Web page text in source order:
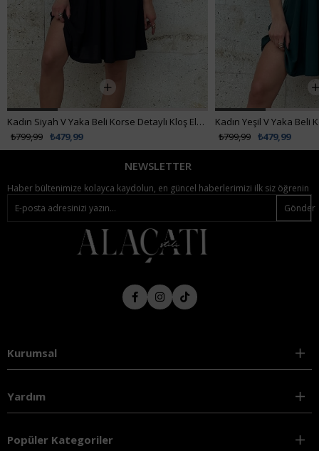
Kadın Siyah V Yaka Beli Korse Detaylı Kloş Elbise ALC-X12153
₺479,99
₺799,99 ₺479,99
₺799,99
NEWSLETTER
Haber bültenimize kolayca kaydolun, en güncel haberlerimizi ilk siz öğrenin
Gönder
Kurumsal
Yardım
Popüler Kategoriler